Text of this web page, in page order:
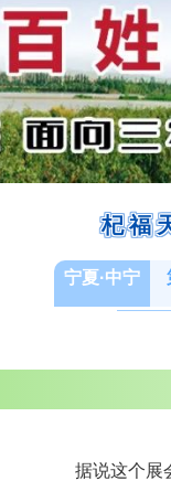
杞福
宁夏·中宁
据说这个展